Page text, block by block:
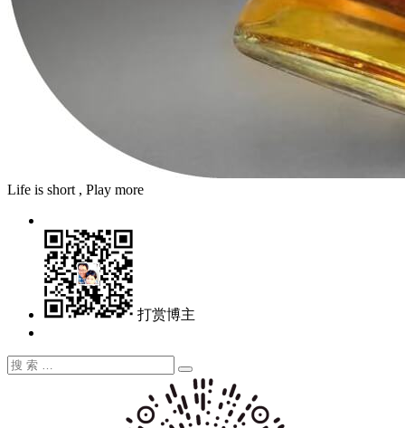
Life is short , Play more
打赏博主
搜
搜
索